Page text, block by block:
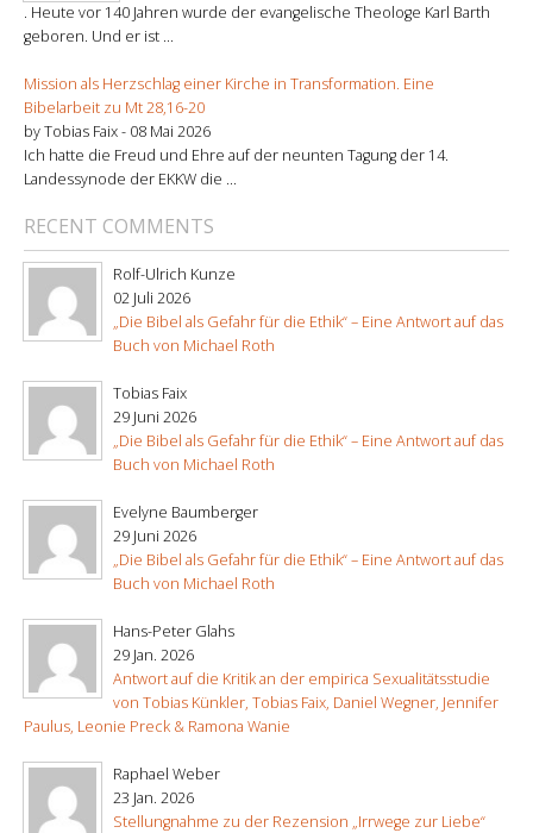
. Heute vor 140 Jahren wurde der evangelische Theologe Karl Barth
geboren. Und er ist ...
Mission als Herzschlag einer Kirche in Transformation. Eine
Bibelarbeit zu Mt 28,16-20
by Tobias Faix - 08 Mai 2026
Ich hatte die Freud und Ehre auf der neunten Tagung der 14.
Landessynode der EKKW die ...
RECENT COMMENTS
Rolf-Ulrich Kunze
02 Juli 2026
„Die Bibel als Gefahr für die Ethik“ – Eine Antwort auf das
Buch von Michael Roth
Tobias Faix
29 Juni 2026
„Die Bibel als Gefahr für die Ethik“ – Eine Antwort auf das
Buch von Michael Roth
Evelyne Baumberger
29 Juni 2026
„Die Bibel als Gefahr für die Ethik“ – Eine Antwort auf das
Buch von Michael Roth
Hans-Peter Glahs
29 Jan. 2026
Antwort auf die Kritik an der empirica Sexualitätsstudie
von Tobias Künkler, Tobias Faix, Daniel Wegner, Jennifer
Paulus, Leonie Preck & Ramona Wanie
Raphael Weber
23 Jan. 2026
Stellungnahme zu der Rezension „Irrwege zur Liebe“